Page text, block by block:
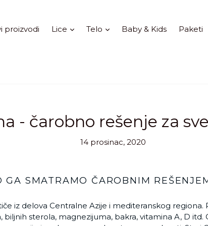
proizvodi Lice Proširi
Telo ProširiBaby & Kids Paketi
- čarobno rešenje za
14 prosinac, 2020
GA SMATRAMO ČAROBNIM
iz delova Centralne Azije i mediteranskog
biljnih sterola, magnezijuma, bakra, vitamina A, D itd.